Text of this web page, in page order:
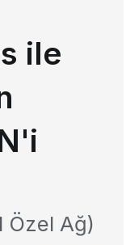
ile
Özel Ağ)